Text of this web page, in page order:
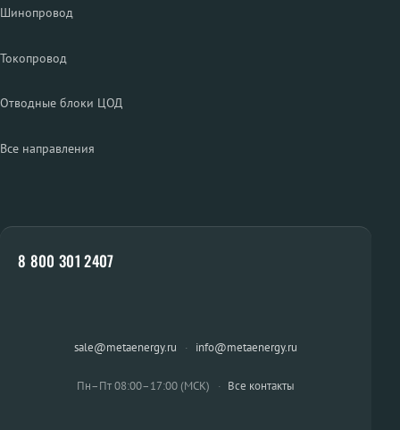
Шинопровод
Токопровод
Отводные блоки ЦОД
Все направления
8 800 301 2407
sale@metaenergy.ru · info@metaenergy.ru
Пн–Пт 08:00–17:00 (МСК) · Все контакты